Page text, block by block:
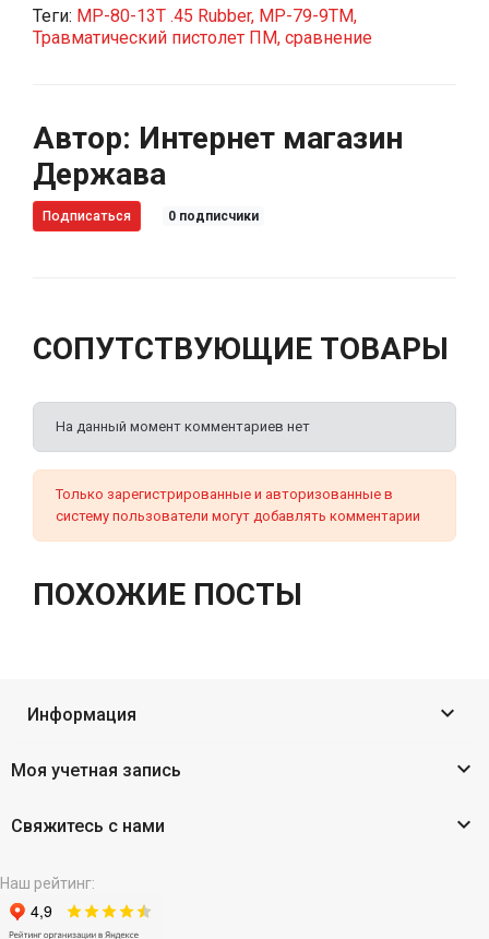
Теги: МР-80-13Т .45 Rubber, МР-79-9ТМ,
Травматический пистолет ПМ, сравнение
Автор: Интернет магазин
Держава
Подписаться 0подписчики
СОПУТСТВУЮЩИЕ ТОВАРЫ
На данный момент комментариев нет
Только зарегистрированные и авторизованные в
систему пользователи могут добавлять комментарии
ПОХОЖИЕ ПОСТЫ
Информация 
Моя учетная запись 
Свяжитесь с нами 
Наш рейтинг: